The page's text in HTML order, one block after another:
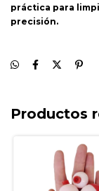
práctica para
precisión.
Productos